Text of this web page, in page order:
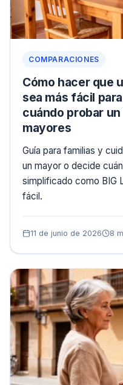
COMPARACIONES
Cómo hacer que
sea más fácil
cuándo probar
mayores
Guía para familias y
un mayor o decide
simplificado como BIG
fácil.
11 de junio de 2026 8